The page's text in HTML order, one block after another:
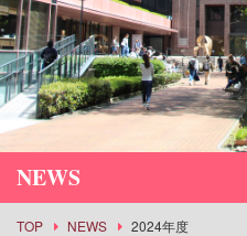
NEWS
TOP NEWS 2024年度